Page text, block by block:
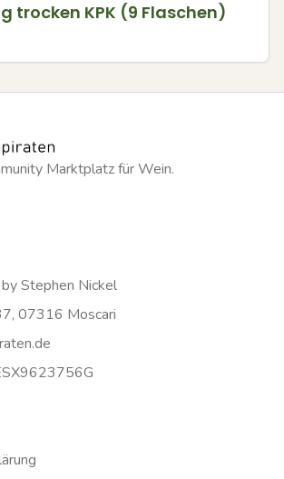
trocken KPK (9 Flaschen)
Marktplatz für Wein.
Stephen Nickel
07316 Moscari